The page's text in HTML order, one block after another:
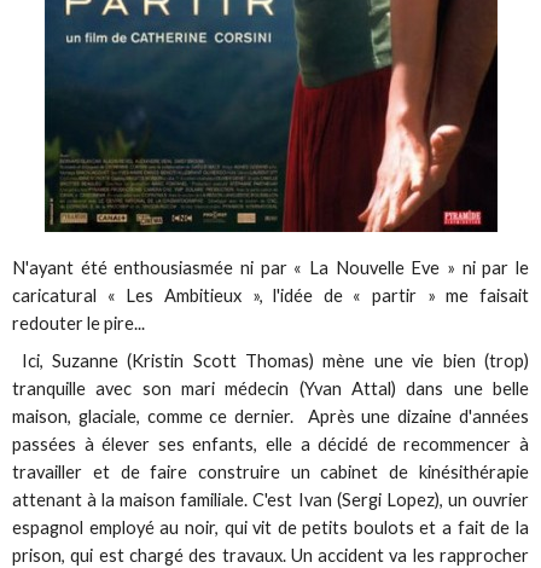
N'ayant été enthousiasmée ni par « La Nouvelle Eve » ni par le
caricatural « Les Ambitieux », l'idée de « partir » me faisait
redouter le pire...
Ici, Suzanne (Kristin Scott Thomas) mène une vie bien (trop)
tranquille avec son mari médecin (Yvan Attal) dans une belle
maison, glaciale, comme ce dernier. Après une dizaine d'années
passées à élever ses enfants, elle a décidé de recommencer à
travailler et de faire construire un cabinet de kinésithérapie
attenant à la maison familiale. C'est Ivan (Sergi Lopez), un ouvrier
espagnol employé au noir, qui vit de petits boulots et a fait de la
prison, qui est chargé des travaux. Un accident va les rapprocher